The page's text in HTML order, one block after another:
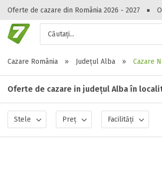
Oferte de cazare din România 2026 - 2027
Căutați...
Cazare România
» Județul Alba » Cazare
Oferte de cazare in județul Alba în
Stele Preț Facilități